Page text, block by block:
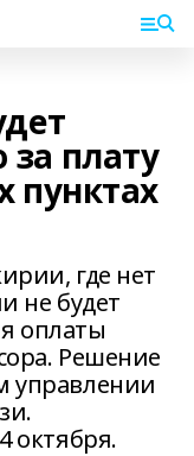
плату
пунктах
где нет
не будет
оплаты
Решение
управлении
октября.